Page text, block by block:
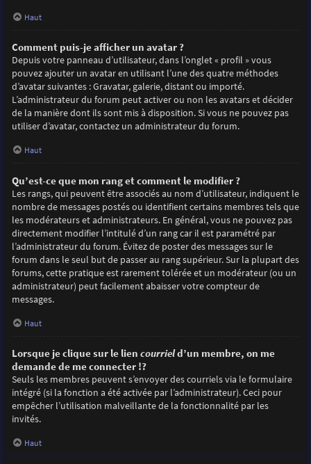
Haut
Comment puis-je afficher un avatar ?
Depuis votre panneau d’utilisateur, dans l’onglet « profil » vous
pouvez ajouter un avatar en utilisant l’une des quatre méthodes
d’avatar suivantes : Gravatar, galerie, distant ou importé.
L’administrateur du forum peut activer ou non les avatars et décider
de la manière dont ils sont mis à disposition. Si vous ne pouvez pas
utiliser d’avatar, contactez un administrateur du forum.
Haut
Qu’est-ce que mon rang et comment le modifier ?
Les rangs, qui peuvent être associés au nom d’utilisateur, indiquent le
nombre de messages postés ou identifient certains membres tels que
les modérateurs et administrateurs. En général, vous ne pouvez pas
directement modifier l’intitulé d’un rang car il est paramétré par
l’administrateur du forum. Évitez de poster des messages sur le
forum dans le seul but de passer au rang supérieur. Sur la plupart des
forums, cette pratique est rarement tolérée et un modérateur (ou un
administrateur) peut facilement abaisser votre compteur de
messages.
Haut
Lorsque je clique sur le lien courrield’un membre, on me
demande de me connecter !?
Seuls les membres peuvent s’envoyer des courriels via le formulaire
intégré (si la fonction a été activée par l’administrateur). Ceci pour
empêcher l’utilisation malveillante de la fonctionnalité par les
invités.
Haut